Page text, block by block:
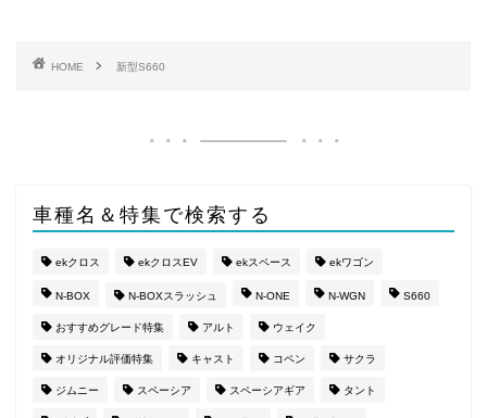
HOME 新型S660
車種名＆特集で検索する
ekクロス ekクロスEV ekスペース ekワゴン
N-BOX N-BOXスラッシュ N-ONE N-WGN S660
おすすめグレード特集 アルト ウェイク
オリジナル評価特集 キャスト コペン サクラ
ジムニー スペーシア スペーシアギア タント